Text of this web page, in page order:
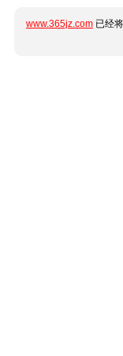
www.365jz.com 已经